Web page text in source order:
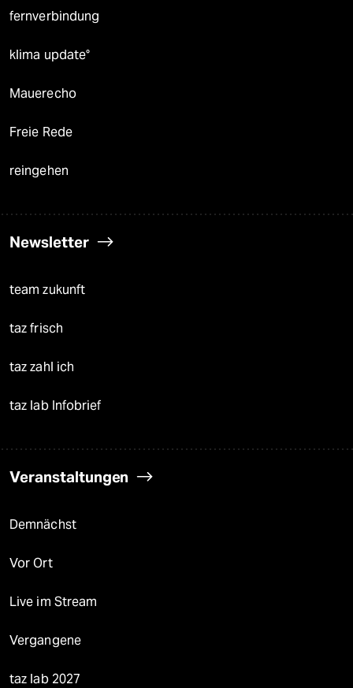
fernverbindung
klima update°
Mauerecho
Freie Rede
reingehen
Newsletter
team zukunft
taz frisch
taz zahl ich
taz lab Infobrief
Veranstaltungen
Demnächst
Vor Ort
Live im Stream
Vergangene
taz lab 2027